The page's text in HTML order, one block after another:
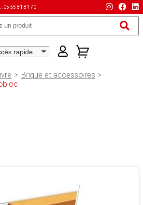
: 05 55 81 81 70
Brique et accessoires